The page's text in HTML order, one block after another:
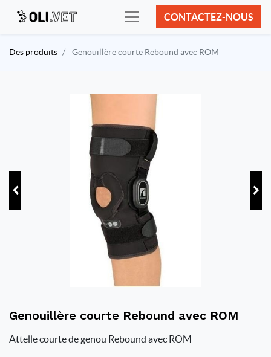
CONTACTEZ-NOUS
Des produits Genouillère courte Rebound avec ROM
Genouillère courte Rebound avec ROM
Attelle courte de genou Rebound avec ROM